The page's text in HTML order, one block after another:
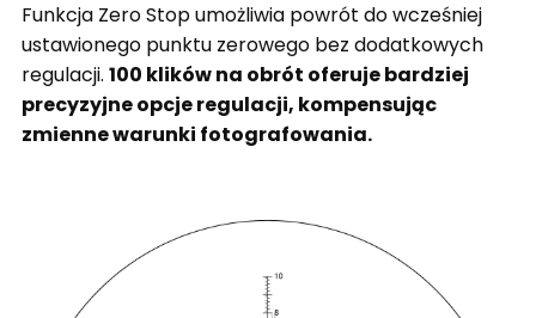
Funkcja Zero Stop umożliwia powrót do wcześniej
ustawionego punktu zerowego bez dodatkowych
regulacji. 100 klików na obrót oferuje bardziej
precyzyjne opcje regulacji, kompensując
zmienne warunki fotografowania.